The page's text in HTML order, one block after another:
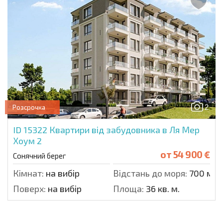
2
Розсрочка
ID 15322 Квартири від забудовника в Ля Мер
Хоум 2
Сонячний берег от54 900 €
Кімнат: на вибір Відстань до моря: 700 м.
Поверх: на вибір Площа: 36 кв. м.